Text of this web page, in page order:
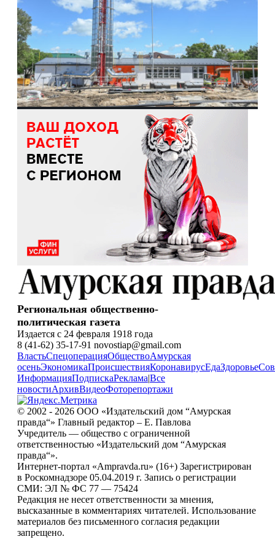
Региональная общественно-
политическая газета
Издается с 24 февраля 1918 года
8 (41-62) 35-17-91 novostiap@gmail.com
ВластьСпецоперацияОбществоАмурская
осеньЭкономикаПроисшествияКоронавирусЕдаЗдоровье
ИнформацияПодпискаРеклама|Все
новостиАрхивВидеоФоторепортажи
© 2002 - 2026 ООО «Издательский дом “Амурская
правда“» Главный редактор – Е. Павлова
Учредитель — общество с ограниченной
ответственностью «Издательский дом “Амурская
правда“».
Интернет-портал «Ampravda.ru» (16+) Зарегистрирован
в Роскомнадзоре 05.04.2019 г. Запись о регистрации
СМИ: ЭЛ № ФС 77 — 75424
Редакция не несет ответственности за мнения,
высказанные в комментариях читателей. Использование
материалов без письменного согласия редакции
запрещено.